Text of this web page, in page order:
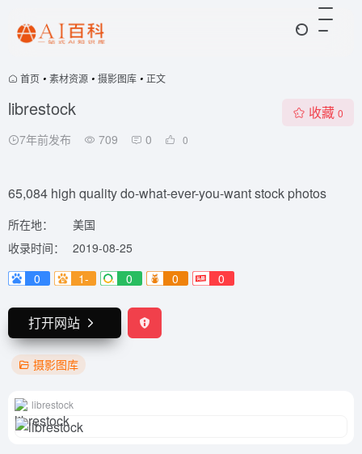
首页 • 素材资源 • 摄影图库 • 正文
librestock
7年前发布 709 0 0
收藏 0
65,084 high quality do-what-ever-you-want stock photos
所在地：
美国
收录时间：
2019-08-25
0
1- 0 0 0
打开网站
摄影图库
librestock